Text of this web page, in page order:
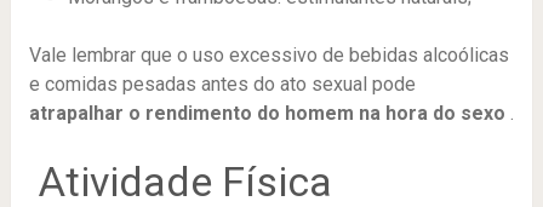
Vale lembrar que o uso excessivo de bebidas alcoólicas
e comidas pesadas antes do ato sexual pode
atrapalhar o rendimento do homem na hora do sexo .
Atividade Física